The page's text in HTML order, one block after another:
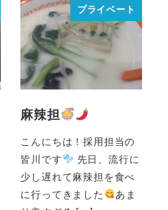
プライベート
麻辣担
こんにちは！採用担当の
皆川です
先日、流行に
少し遅れて麻辣担を食べ
に行ってきました
あま